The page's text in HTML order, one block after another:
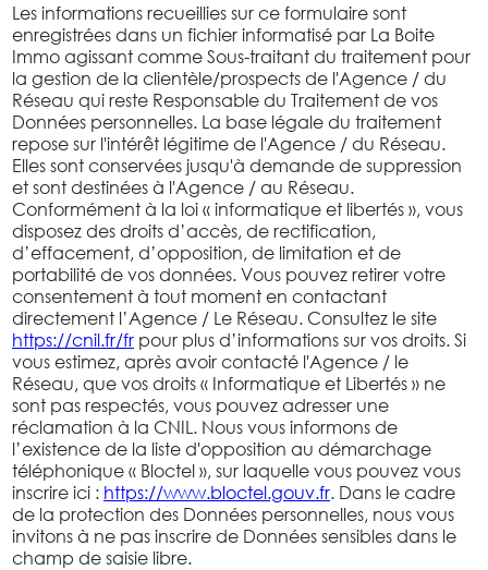
Les informations recueillies sur ce formulaire sont
enregistrées dans un fichier informatisé par La Boite
Immo agissant comme Sous-traitant du traitement pour
la gestion de la clientèle/prospects de l'Agence / du
Réseau qui reste Responsable du Traitement de vos
Données personnelles. La base légale du traitement
repose sur l'intérêt légitime de l'Agence / du Réseau.
Elles sont conservées jusqu'à demande de suppression
et sont destinées à l'Agence / au Réseau.
Conformément à la loi « informatique et libertés », vous
disposez des droits d’accès, de rectification,
d’effacement, d’opposition, de limitation et de
portabilité de vos données. Vous pouvez retirer votre
consentement à tout moment en contactant
directement l’Agence / Le Réseau. Consultez le site
https://cnil.fr/fr pour plus d’informations sur vos droits. Si
vous estimez, après avoir contacté l'Agence / le
Réseau, que vos droits « Informatique et Libertés » ne
sont pas respectés, vous pouvez adresser une
réclamation à la CNIL. Nous vous informons de
l’existence de la liste d'opposition au démarchage
téléphonique « Bloctel », sur laquelle vous pouvez vous
inscrire ici : https://www.bloctel.gouv.fr. Dans le cadre
de la protection des Données personnelles, nous vous
invitons à ne pas inscrire de Données sensibles dans le
champ de saisie libre.